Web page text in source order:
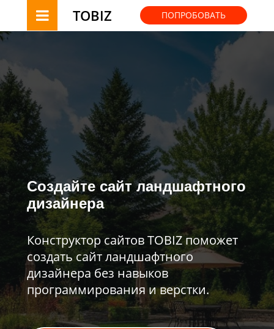
TOBIZ ПОПРОБОВАТЬ
Создайте сайт ландшафтного
дизайнера
Конструктор сайтов TOBIZ поможет
создать сайт ландшафтного
дизайнера без навыков
программирования и верстки.